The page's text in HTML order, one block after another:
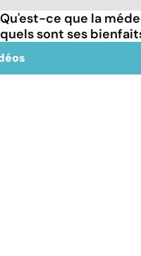
Qu'est-ce que la
quels sont ses